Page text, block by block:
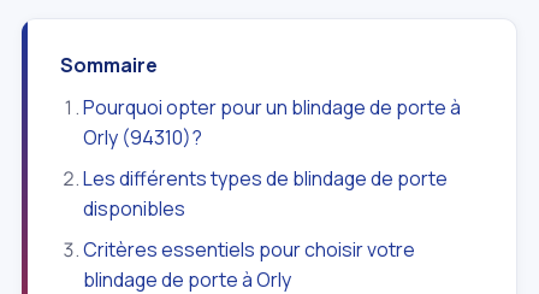
Sommaire
Pourquoi opter pour un blindage de porte à
Orly (94310)?
Les différents types de blindage de porte
disponibles
Critères essentiels pour choisir votre
blindage de porte à Orly